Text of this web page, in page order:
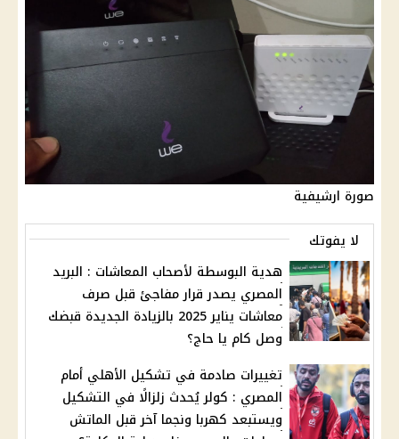
صورة ارشيفية
لا يفوتك
هدية البوسطة لأصحاب المعاشات : البريد
المصري يصدر قرار مفاجئ قبل صرف
معاشات يناير 2025 بالزيادة الجديدة قبضك
وصل كام يا حاج؟
تغييرات صادمة في تشكيل الأهلي أمام
المصري : كولر يُحدث زلزالًا في التشكيل
ويستبعد كهربا ونجما آخر قبل الماتش